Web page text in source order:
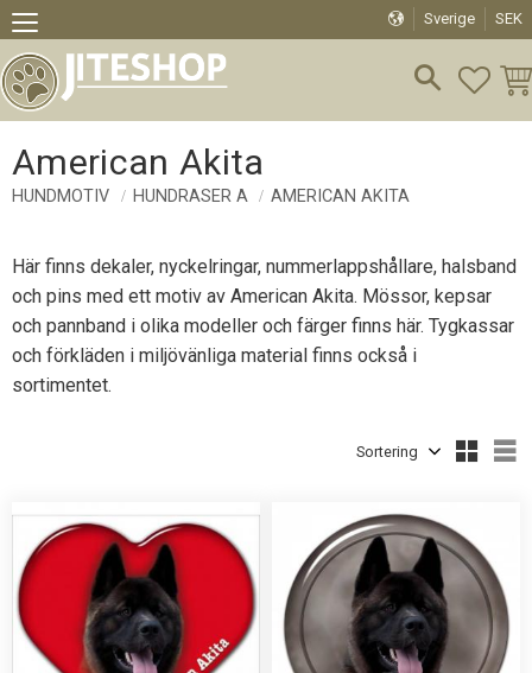
Meny
Sverige SEK
American Akita
HUNDMOTIV HUNDRASER A AMERICAN AKITA
Här finns dekaler, nyckelringar, nummerlappshållare, halsband
och pins med ett motiv av American Akita. Mössor, kepsar
och pannband i olika modeller och färger finns här. Tygkassar
och förkläden i miljövänliga material finns också i
sortimentet.